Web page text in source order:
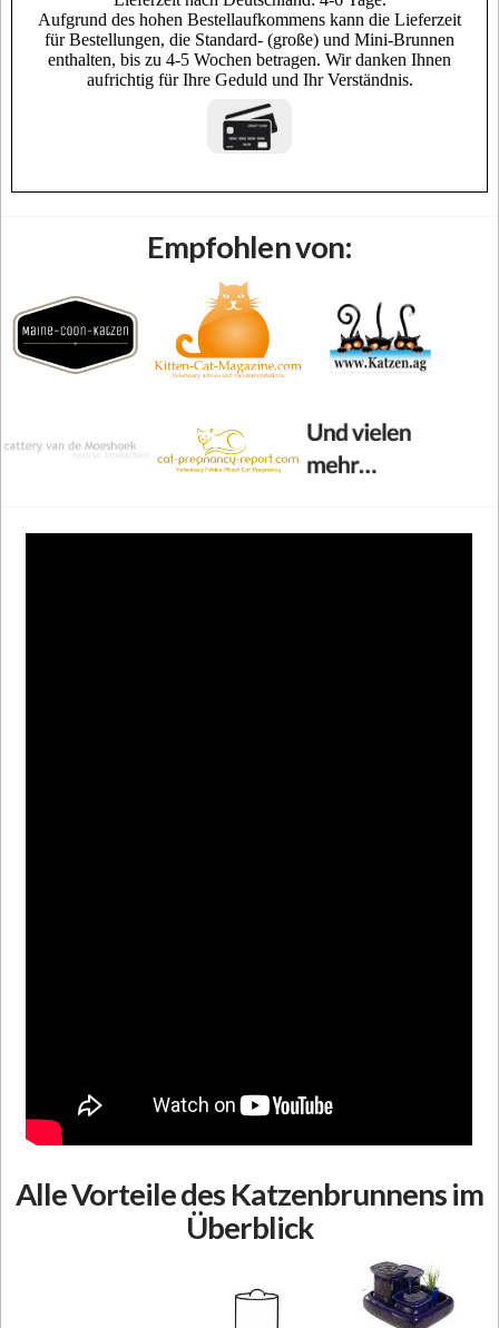
Empfohlen von:
Alle Vorteile des Katzenbrunnens im
Überblick